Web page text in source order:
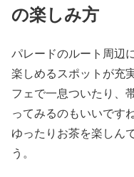
の楽しみ方
パレードのルート周辺
楽しめるスポットが充
フェで一息ついたり、
ってみるのもいいです
ゆったりお茶を楽しん
う。